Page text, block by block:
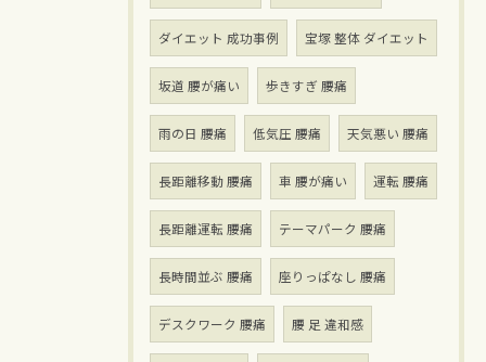
ダイエット 成功事例 宝塚 整体 ダイエット
坂道 腰が痛い 歩きすぎ 腰痛
雨の日 腰痛 低気圧 腰痛 天気悪い 腰痛
長距離移動 腰痛 車 腰が痛い 運転 腰痛
長距離運転 腰痛 テーマパーク 腰痛
長時間並ぶ 腰痛 座りっぱなし 腰痛
デスクワーク 腰痛 腰 足 違和感